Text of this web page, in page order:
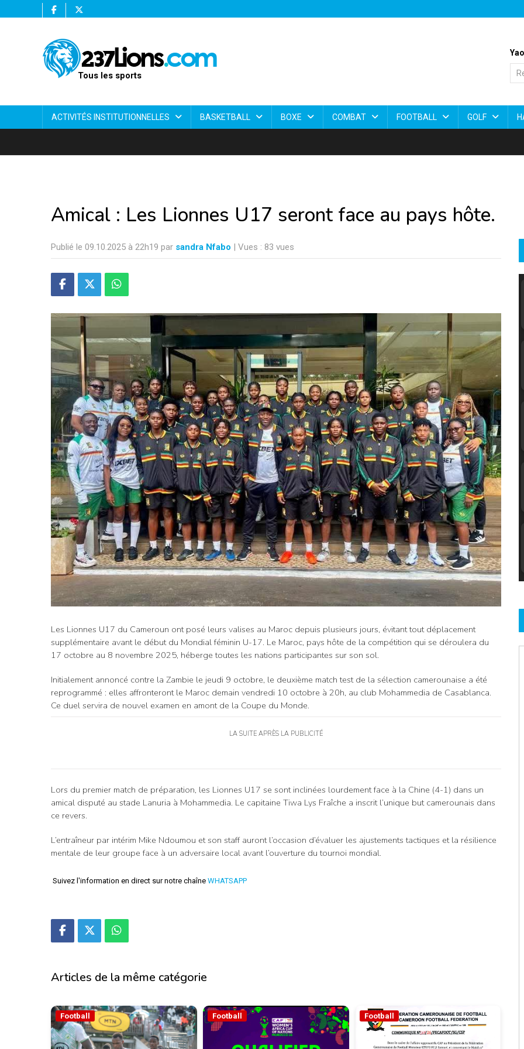
Tous les sports
ACTIVITÉS INSTITUTIONNELLES BASKETBALL BOXE COMBAT FOOTBALL GOLF
Amical : Les Lionnes U17 seront face au pays hôte.
Publié le 09.10.2025 à 22h19 par sandra Nfabo | Vues : 83 vues
Les Lionnes U17 du Cameroun ont posé leurs valises au Maroc depuis plusieurs jours, évitant tout déplacement
supplémentaire avant le début du Mondial féminin U-17. Le Maroc, pays hôte de la compétition qui se déroulera du
17 octobre au 8 novembre 2025, héberge toutes les nations participantes sur son sol.
Initialement annoncé contre la Zambie le jeudi 9 octobre, le deuxième match test de la sélection camerounaise a été
reprogrammé : elles affronteront le Maroc demain vendredi 10 octobre à 20h, au club Mohammedia de Casablanca.
Ce duel servira de nouvel examen en amont de la Coupe du Monde.
LA SUITE APRÈS LA PUBLICITÉ
Lors du premier match de préparation, les Lionnes U17 se sont inclinées lourdement face à la Chine (4-1) dans un
amical disputé au stade Lanuria à Mohammedia. Le capitaine Tiwa Lys Fraîche a inscrit l’unique but camerounais dans
ce revers.
L’entraîneur par intérim Mike Ndoumou et son staff auront l’occasion d’évaluer les ajustements tactiques et la résilience
mentale de leur groupe face à un adversaire local avant l’ouverture du tournoi mondial.
Suivez l'information en direct sur notre chaîne WHATSAPP
Articles de la même catégorie
Football Football Football